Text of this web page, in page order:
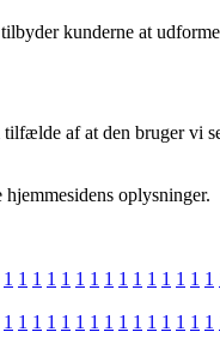
kunderne at
af at den bruger vi
oplysninger.
1 1 1 1 1 1 1 1 1 1 1 1 1 1 1
1 1 1 1 1 1 1 1 1 1 1 1 1 1 1